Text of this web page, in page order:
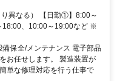
異なる） 【日勤①】8:00～
、10:00～19:00など ※
保全/メンテナンス 電子部品
お任せします。 製造装置が
単な修理対応を行う仕事で